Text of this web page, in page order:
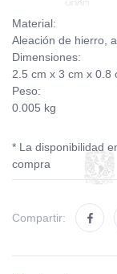
Material:
Aleación de hierro,
Dimensiones:
2.5 cm x 3 cm x 0.8
Peso:
0.005 kg
* La disponibilidad
compra
Compartir: